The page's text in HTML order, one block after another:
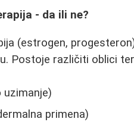
- da ili ne?
(estrogen,
Postoje različiti oblici
uzimanje)
primena)